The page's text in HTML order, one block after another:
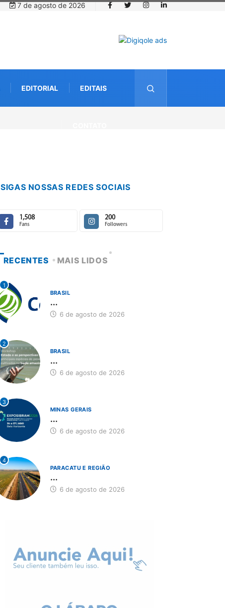
7 de agosto de 2026
EDITORIAL EDITAIS
SIGAS NOSSAS REDES SOCIAIS
1,508
Fans
200
Followers
RECENTES MAIS LIDOS
1
BRASIL
...
6 de agosto de 2026
2
BRASIL
...
6 de agosto de 2026
3
MINAS GERAIS
...
6 de agosto de 2026
4
PARACATU E REGIÃO
...
6 de agosto de 2026